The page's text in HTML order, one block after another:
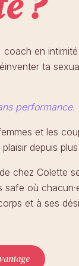
en
ta
performance.
et les
depuis
chez Colette
safe où
et à ses